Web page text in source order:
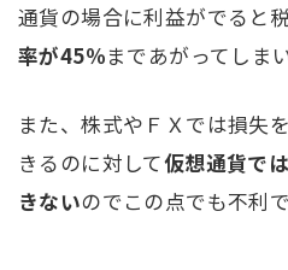
通貨の場合に利益がでると
率が45％まであがってしま
また、株式やＦＸでは損失
きるのに対して仮想通貨で
きないのでこの点でも不利で